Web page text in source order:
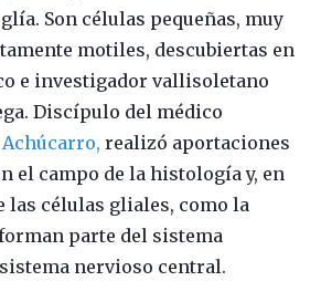
Son células pequeñas, muy
motiles, descubiertas en
e investigador vallisoletano
Discípulo del médico
, realizó aportaciones
el campo de la histología y, en
las células gliales, como la
parte del sistema
nervioso central.